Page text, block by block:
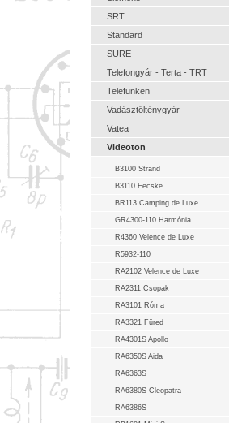
SRT
Standard
SURE
Telefongyár - Terta - TRT
Telefunken
Vadásztölténygyár
Vatea
Videoton
B3100 Strand
B3110 Fecske
BR113 Camping de Luxe
GR4300-110 Harmónia
R4360 Velence de Luxe
R5932-110
RA2102 Velence de Luxe
RA2311 Csopak
RA3101 Róma
RA3321 Füred
RA4301S Apollo
RA6350S Aida
RA6363S
RA6380S Cleopatra
RA6386S